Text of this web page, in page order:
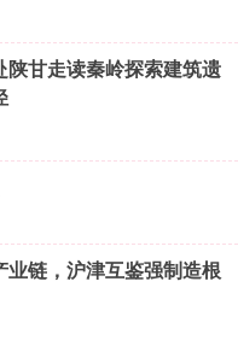
陕甘走读秦岭探索建筑遗
业链，沪津互鉴强制造根